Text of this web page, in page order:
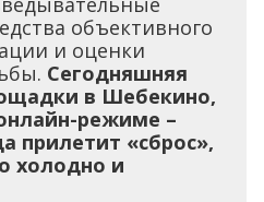
объективного
и оценки
Сегодняшняя
в Шебекино,
режиме –
прилетит «сброс»,
холодно и